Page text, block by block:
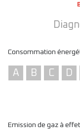
Consommation
A B C D
Emission de gaz à